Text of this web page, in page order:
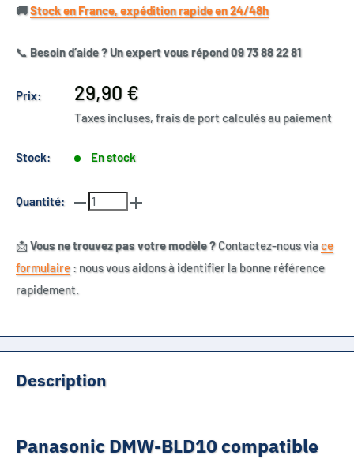
🚚​Stock en France, expédition rapide en 24/48h
📞 Besoin d’aide ? Un expert vous répond 09 73 88 22 81
Prix:
Prix
réduit
29,90 €
Taxes incluses, frais de port calculés au paiement
Stock: En stock
Quantité:
📩Vous ne trouvez pas votre modèle ?Contactez-nous viace
formulaire : nous vous aidons à identifier la bonne référence
rapidement.
Description
Panasonic DMW-BLD10 compatible